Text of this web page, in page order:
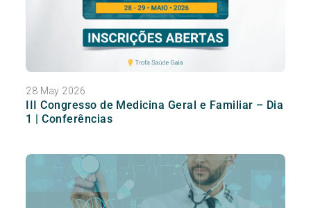
28 May 2026
III Congresso de Medicina Geral e Familiar – Dia
1 | Conferências